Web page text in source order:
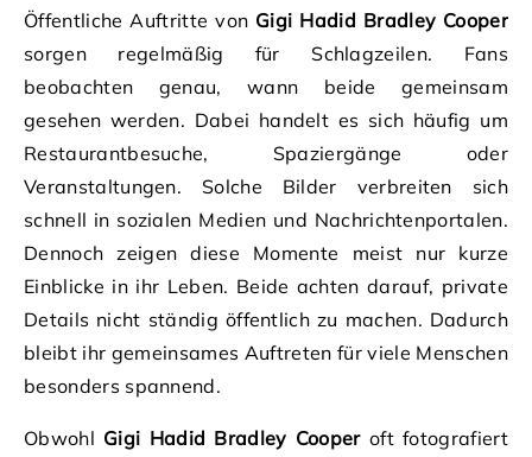
Öffentliche Auftritte von Gigi Hadid Bradley Cooper
sorgen regelmäßig für Schlagzeilen. Fans
beobachten genau, wann beide gemeinsam
gesehen werden. Dabei handelt es sich häufig um
Restaurantbesuche, Spaziergänge oder
Veranstaltungen. Solche Bilder verbreiten sich
schnell in sozialen Medien und Nachrichtenportalen.
Dennoch zeigen diese Momente meist nur kurze
Einblicke in ihr Leben. Beide achten darauf, private
Details nicht ständig öffentlich zu machen. Dadurch
bleibt ihr gemeinsames Auftreten für viele Menschen
besonders spannend.
Obwohl Gigi Hadid Bradley Cooperoft fotografiert